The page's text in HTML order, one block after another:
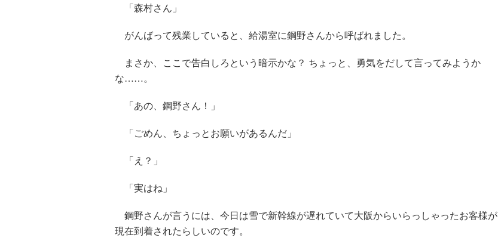
「森村さん」
がんばって残業していると、給湯室に鋼野さんから呼ばれました。
まさか、ここで告白しろという暗示かな？ ちょっと、勇気をだして言ってみようか
な……。
「あの、鋼野さん！」
「ごめん、ちょっとお願いがあるんだ」
「え？」
「実はね」
鋼野さんが言うには、今日は雪で新幹線が遅れていて大阪からいらっしゃったお客様が
現在到着されたらしいのです。